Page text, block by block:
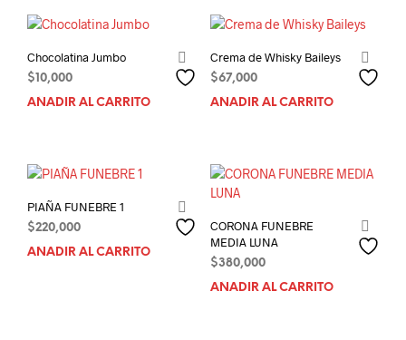
Chocolatina Jumbo
$10,000
AÑADIR AL CARRITO
Crema de Whisky Baileys
$67,000
AÑADIR AL CARRITO
PIAÑA FUNEBRE 1
$220,000
AÑADIR AL CARRITO
CORONA FUNEBRE
MEDIA LUNA
$380,000
AÑADIR AL CARRITO